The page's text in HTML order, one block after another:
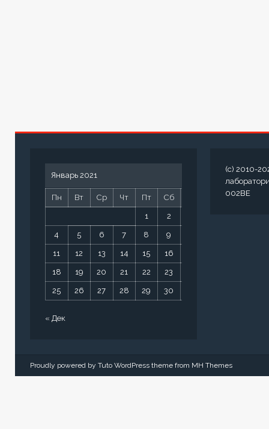
Январь 2021
Пн Вт Ср Чт Пт Сб
1 2
4 5 6 7 8 9
11 12 13 14 15 16
18 19 20 21 22 23
25 26 27 28 29 30
« Дек
(c) 2010-
002BE
Proudly powered by Tuto WordPress theme from MH Themes